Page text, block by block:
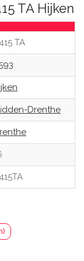
TA Hijken
TA
Drenthe